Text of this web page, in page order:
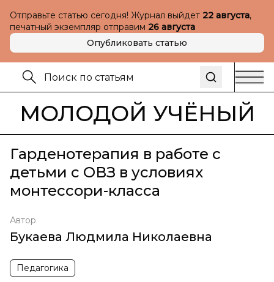
Отправьте статью сегодня! Журнал выйдет 22 августа,
печатный экземпляр отправим 26 августа
Опубликовать статью
МОЛОДОЙ УЧЁНЫЙ
Гарденотерапия в работе с
детьми с ОВЗ в условиях
монтессори-класса
Автор
Букаева Людмила Николаевна
Педагогика